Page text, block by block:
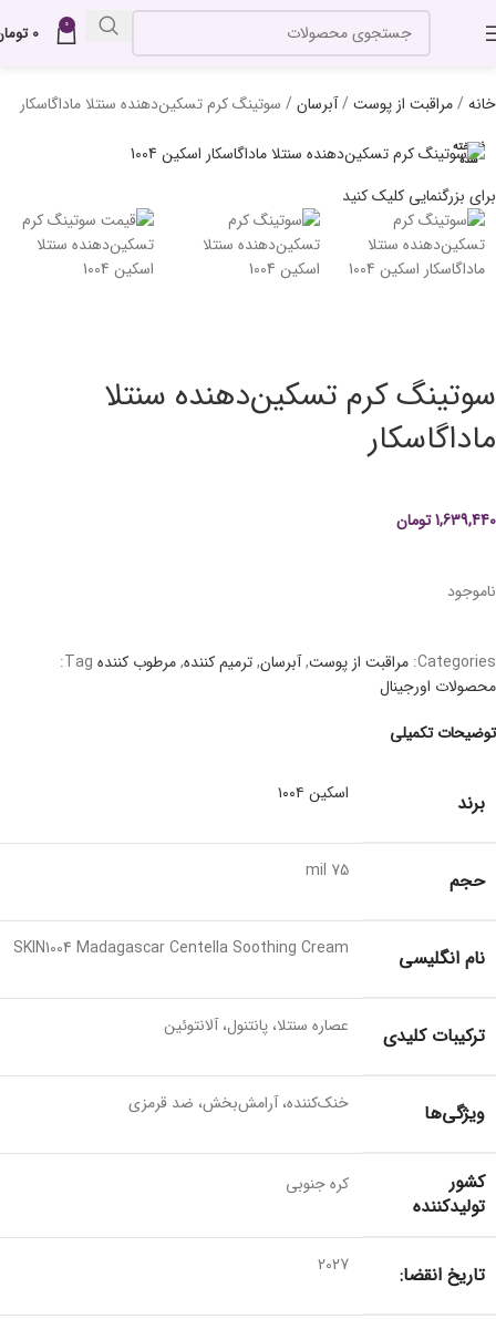
0
0
خانه مراقبت از پوست آبرسان سوتینگ کرم تسکین‌دهنده سنتلا ماداگاسکار
فروخته
شده
برای بزرگنمایی کلیک کنید
سوتینگ کرم تسکین‌دهنده سنتلا
ماداگاسکار
1,639,440تومان
ناموجود
Categories: مراقبت از پوست,آبرسان,ترمیم کننده,مرطوب کننده Tag:
محصولات اورجینال
توضیحات تکمیلی
برند اسکین ۱۰۰۴
حجم 75 mil
نام انگلیسی SKIN1004 Madagascar Centella Soothing Cream
ترکیبات کلیدی عصاره سنتلا، پانتنول، آلانتوئین
ویژگی‌ها خنک‌کننده، آرامش‌بخش، ضد قرمزی
کشور
تولیدکننده
کره جنوبی
تاریخ انقضا: 2027